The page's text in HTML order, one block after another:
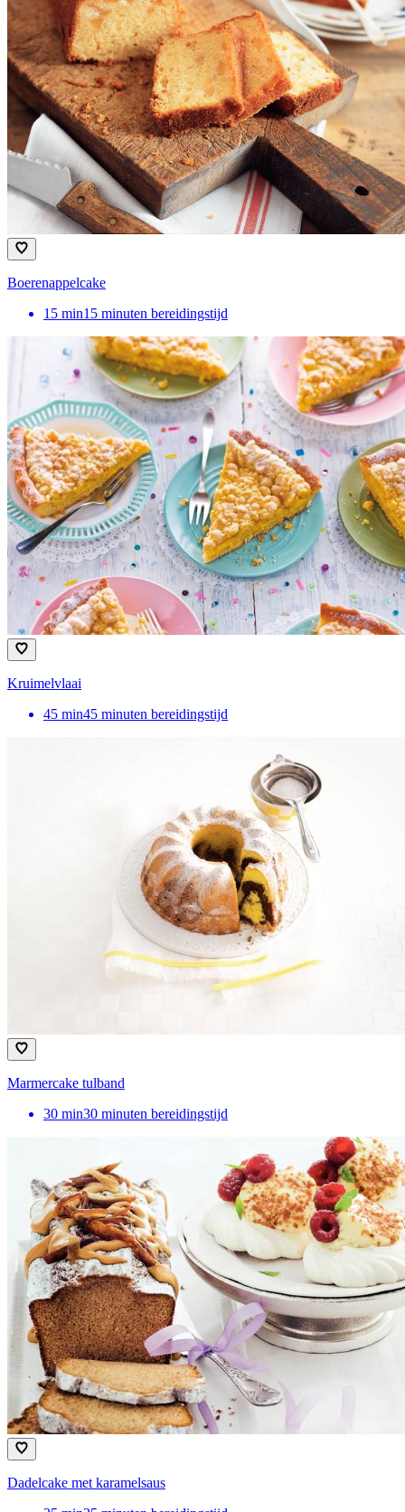
Boerenappelcake
15 min15 minuten bereidingstijd
Kruimelvlaai
45 min45 minuten bereidingstijd
Marmercake tulband
30 min30 minuten bereidingstijd
Dadelcake met karamelsaus